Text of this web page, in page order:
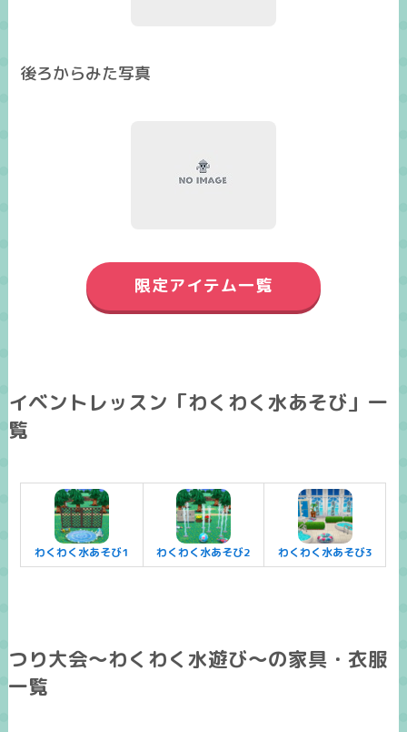
後ろからみた写真
限定アイテム一覧
イベントレッスン「わくわく水あそび」一
覧
わくわく水あそび1 わくわく水あそび2 わくわく水あそび3
つり大会～わくわく水遊び～の家具・衣服
一覧